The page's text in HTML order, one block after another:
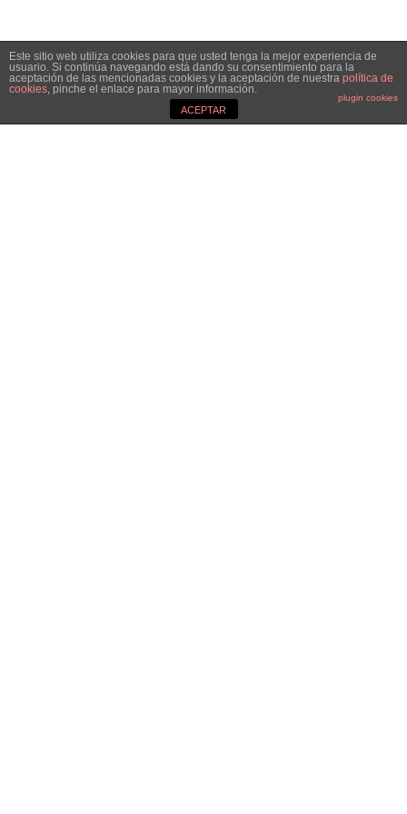
Este sitio web utiliza cookies para que usted tenga la mejor experiencia de
usuario. Si continúa navegando está dando su consentimiento para la
aceptación de las mencionadas cookies y la aceptación de nuestra política de
cookies, pinche el enlace para mayor información.
plugin cookies
ACEPTAR